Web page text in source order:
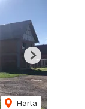
Harta
Next